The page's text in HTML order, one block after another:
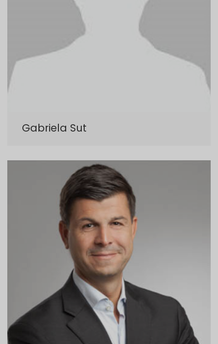
Gabriela Sut